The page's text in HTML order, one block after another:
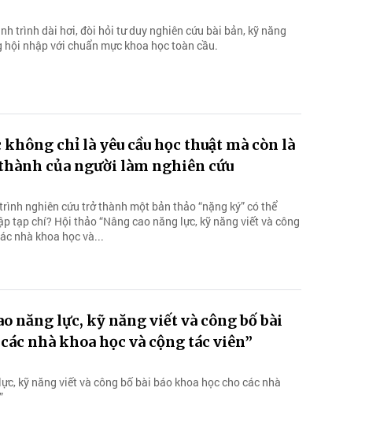
trình dài hơi, đòi hỏi tư duy nghiên cứu bài bản, kỹ năng
nhập với chuẩn mực khoa học toàn cầu.
không chỉ là yêu cầu học thuật mà còn là
của người làm nghiên cứu
nghiên cứu trở thành một bản thảo “nặng ký” có thể
tạp chí? Hội thảo “Nâng cao năng lực, kỹ năng viết và công
nhà khoa học và...
năng lực, kỹ năng viết và công bố bài
nhà khoa học và cộng tác viên”
kỹ năng viết và công bố bài báo khoa học cho các nhà